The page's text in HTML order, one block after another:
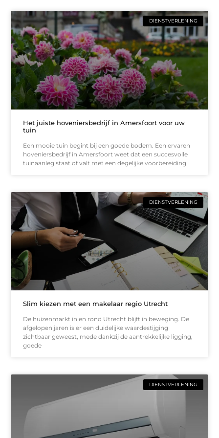
DIENSTVERLENING
Het juiste hoveniersbedrijf in Amersfoort voor uw
tuin
Een mooie tuin begint bij een goede bodem. Een ervaren
hoveniersbedrijf in Amersfoort weet dat een succesvolle
tuinaanleg staat of valt met een degelijke voorbereiding
DIENSTVERLENING
Slim kiezen met een makelaar regio Utrecht
De huizenmarkt in en rond Utrecht blijft in beweging. De
afgelopen jaren is er een duidelijke waardestijging
zichtbaar geweest, mede dankzij de aantrekkelijke ligging,
goede
DIENSTVERLENING